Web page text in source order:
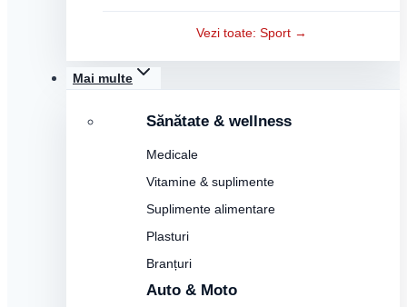
Vezi toate: Sport →
Mai multe
Sănătate & wellness
Medicale
Vitamine & suplimente
Suplimente alimentare
Plasturi
Branțuri
Auto & Moto